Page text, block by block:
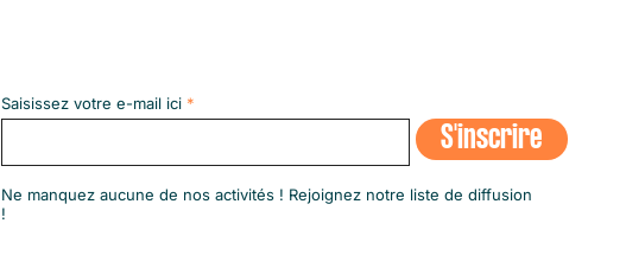
Saisissez votre e-mail ici
S'inscrire
​Ne manquez aucune de nos activités ! Rejoignez notre liste de diffusion
!